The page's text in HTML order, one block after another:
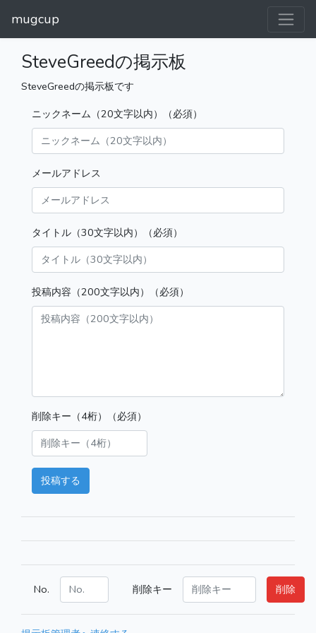
mugcup
SteveGreedの掲示板
SteveGreedの掲示板です
ニックネーム（20文字以内）（必須）
メールアドレス
タイトル（30文字以内）（必須）
投稿内容（200文字以内）（必須）
削除キー（4桁）（必須）
投稿する
No. 削除キー 削除